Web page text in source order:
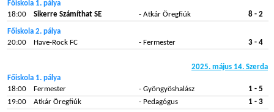
Főiskola 1. pálya
18:00
Sikerre Számíthat SE - Atkár Öregfiúk 8 - 2
Főiskola 2. pálya
20:00
Have-Rock FC - Fermester 3 - 4
2025. május 14. Szerda
Főiskola 1. pálya
18:00
Fermester - Gyöngyöshalász
1 - 5
19:00
Atkár Öregfiúk - Pedagógus 1 - 3